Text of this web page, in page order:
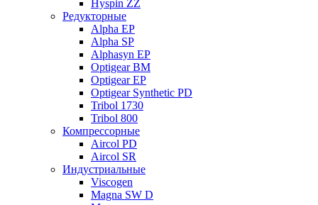
Hyspin ZZ
Редукторные
Alpha EP
Alpha SP
Alphasyn EP
Optigear BM
Optigear EP
Optigear Synthetic PD
Tribol 1730
Tribol 800
Компрессорные
Aircol PD
Aircol SR
Индустриальные
Viscogen
Magna SW D